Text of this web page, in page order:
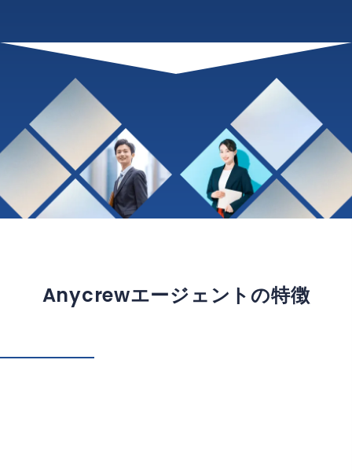
Anycrewエージェントの特徴